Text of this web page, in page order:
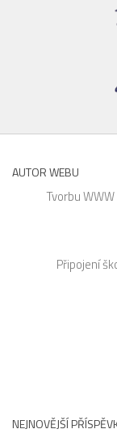
AUTOR WEBU
Tvorbu
Připojení
NEJNOVĚJŠÍ